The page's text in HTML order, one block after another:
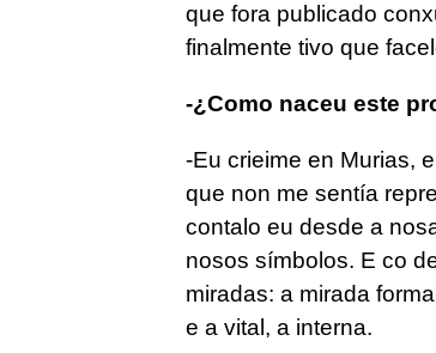
que fora publicado
finalmente tivo que
-¿Como naceu este
-Eu crieime en Murias,
que non me sentía
contalo eu desde a
nosos símbolos. E co
miradas: a mirada
e a vital, a interna.